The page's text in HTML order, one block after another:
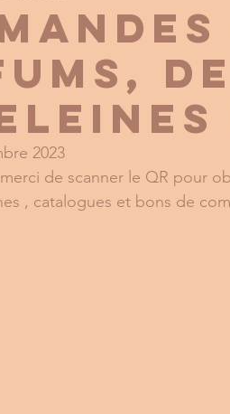
de
2023
de scanner le QR pour
, catalogues et bons de